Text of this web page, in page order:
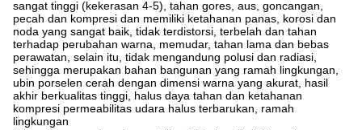
sangat tinggi (kekerasan 4-5), tahan gores, aus, goncangan,
pecah dan kompresi dan memiliki ketahanan panas, korosi dan
noda yang sangat baik, tidak terdistorsi, terbelah dan tahan
terhadap perubahan warna, memudar, tahan lama dan bebas
perawatan, selain itu, tidak mengandung polusi dan radiasi,
sehingga merupakan bahan bangunan yang ramah lingkungan,
ubin porselen cerah dengan dimensi warna yang akurat, hasil
akhir berkualitas tinggi, halus daya tahan dan ketahanan
kompresi permeabilitas udara halus terbarukan, ramah
lingkungan